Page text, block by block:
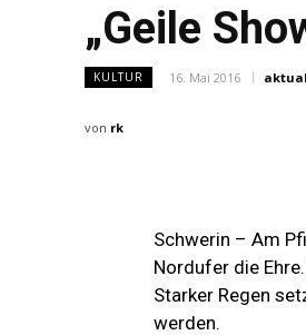
„Geile
KULTUR 16. Mai 2016
von rk
Schwerin – Am
Nordufer die
Starker Regen
werden.